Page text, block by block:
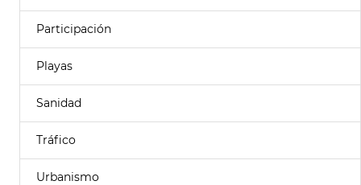
Participación
Playas
Sanidad
Tráfico
Urbanismo